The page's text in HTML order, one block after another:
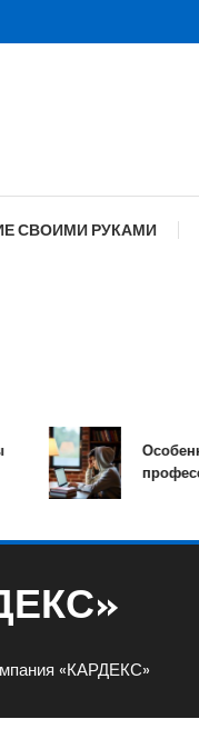
СВОИМИ РУКАМИ
профессий
«КАРДЕКС»